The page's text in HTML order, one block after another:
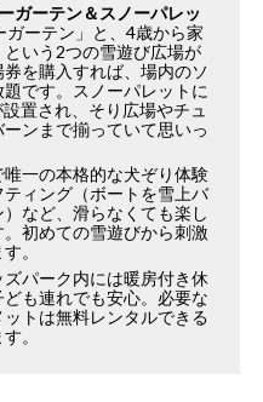
ガーテン＆スノーパレッ
ーテン」と、4歳から家
いう2つの雪遊び広場が
を購入すれば、場内のソ
です。スノーパレットに
置され、そり広場やチュ
ンまで揃っていて思いっ
唯一の本格的な犬ぞり体験
ィング（ボートを雪上バ
など、滑らなくても楽し
初めての雪遊びから刺激
。
パーク内には暖房付き休
も連れでも安心​。必要な
トは無料レンタルできる
。​